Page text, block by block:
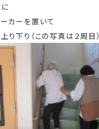
カーを置いて
り下り（この写真は２周目）